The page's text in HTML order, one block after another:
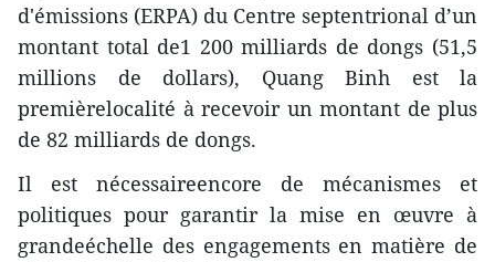
d'émissions (ERPA) du Centre septentrional d’un
montant total de1 200 milliards de dongs (51,5
millions de dollars), Quang Binh est la
premièrelocalité à recevoir un montant de plus
de 82 milliards de dongs.
Il est nécessaireencore de mécanismes et
politiques pour garantir la mise en œuvre à
grandeéchelle des engagements en matière de